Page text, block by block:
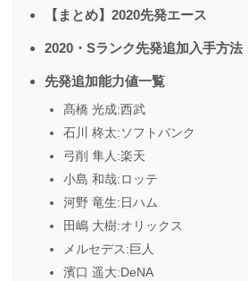
【まとめ】2020先発エース
2020・Sランク先発追加入手方法
先発追加能力値一覧
髙橋 光成:西武
石川 柊太:ソフトバンク
弓削 隼人:楽天
小島 和哉:ロッテ
河野 竜生:日ハム
田嶋 大樹:オリックス
メルセデス:巨人
濱口 遥大:DeNA